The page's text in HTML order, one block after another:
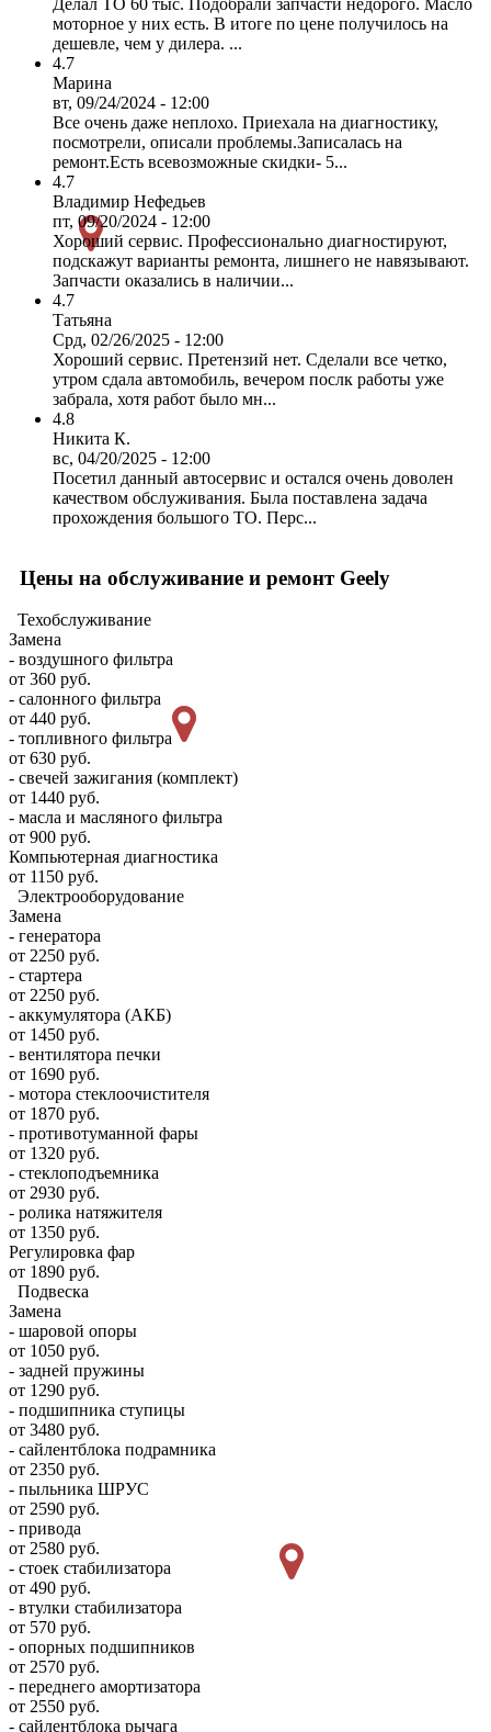
моторное у них есть. В итоге по цене получилось на
дешевле, чем у дилера. ...
4.7
Марина
вт, 09/24/2024 - 12:00
Все очень даже неплохо. Приехала на диагностику,
посмотрели, описали проблемы.Записалась на
ремонт.Есть всевозможные скидки- 5...
4.7
Владимир Нефедьев
пт, 09/20/2024 - 12:00
Хороший сервис. Профессионально диагностируют,
подскажут варианты ремонта, лишнего не навязывают.
Запчасти оказались в наличии...
4.7
Татьяна
Срд, 02/26/2025 - 12:00
Хороший сервис. Претензий нет. Сделали все четко,
утром сдала автомобиль, вечером послк работы уже
забрала, хотя работ было мн...
4.8
Никита К.
вс, 04/20/2025 - 12:00
Посетил данный автосервис и остался очень доволен
качеством обслуживания. Была поставлена задача
прохождения большого ТО. Перс...
Цены на обслуживание и ремонт Geely
Техобслуживание
Замена
- воздушного фильтра
от 360 руб.
- салонного фильтра
от 440 руб.
- топливного фильтра
от 630 руб.
- свечей зажигания (комплект)
от 1440 руб.
- масла и масляного фильтра
от 900 руб.
Компьютерная диагностика
от 1150 руб.
Электрооборудование
Замена
- генератора
от 2250 руб.
- стартера
от 2250 руб.
- аккумулятора (АКБ)
от 1450 руб.
- вентилятора печки
от 1690 руб.
- мотора стеклоочистителя
от 1870 руб.
- противотуманной фары
от 1320 руб.
- стеклоподъемника
от 2930 руб.
- ролика натяжителя
от 1350 руб.
Регулировка фар
от 1890 руб.
Подвеска
Замена
- шаровой опоры
от 1050 руб.
- задней пружины
от 1290 руб.
- подшипника ступицы
от 3480 руб.
- сайлентблока подрамника
от 2350 руб.
- пыльника ШРУС
от 2590 руб.
- привода
от 2580 руб.
- стоек стабилизатора
от 490 руб.
- втулки стабилизатора
от 570 руб.
- опорных подшипников
от 2570 руб.
- переднего амортизатора
от 2550 руб.
- сайлентблока рычага